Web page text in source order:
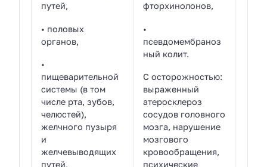
путей,
• половых
органов,
•
пищеварительной
системы (в том
числе рта, зубов,
челюстей),
желчного пузыря
и
желчевыводящих
путей,
фторхинолонов,
•
псевдомембраноз
ный колит.
С осторожностью:
выраженный
атеросклероз
сосудов головного
мозга, нарушение
мозгового
кровообращения,
психические